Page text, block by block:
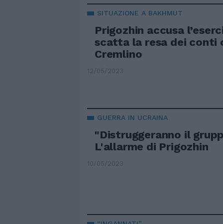
SITUAZIONE A BAKHMUT
Prigozhin accusa
scatta la resa dei conti
Cremlino
12/05/2023
GUERRA IN UCRAINA
"Distruggeranno il
L'allarme di Prigozhin
10/05/2023